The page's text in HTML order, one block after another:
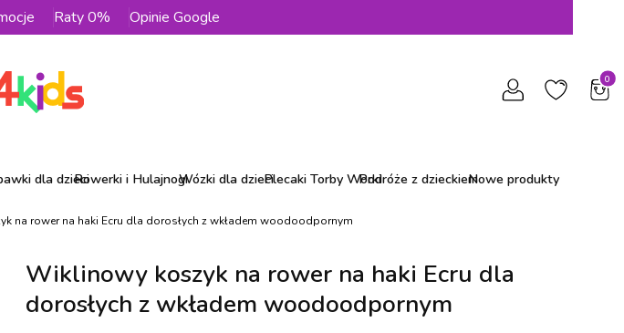
Raty 0% Opinie Google
dla dzieciRowerki i HulajnogiWózki dla dzieciPlecaki Torby WorkiPodróże z dzieckiemNowe produkty
na rower na haki Ecru dla dorosłych z wkładem woodoodpornym
Wiklinowy koszyk na rower na haki Ecru dla
dorosłych z wkładem woodoodpornym